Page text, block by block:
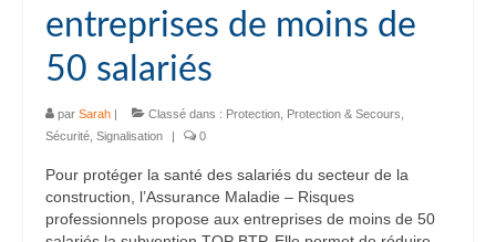
entreprises de moins de
50 salariés
par Sarah | Classé dans : Protection Protection & Secours
Sécurité Signalisation | 0
Pour protéger la santé des salariés du secteur de la
construction, l’Assurance Maladie – Risques
professionnels propose aux entreprises de moins de 50